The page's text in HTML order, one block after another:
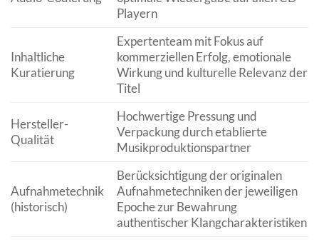
Playern
Inhaltliche
Kuratierung
Expertenteam mit Fokus auf
kommerziellen Erfolg, emotionale
Wirkung und kulturelle Relevanz der
Titel
Hersteller-
Qualität
Hochwertige Pressung und
Verpackung durch etablierte
Musikproduktionspartner
Aufnahmetechnik
(historisch)
Berücksichtigung der originalen
Aufnahmetechniken der jeweiligen
Epoche zur Bewahrung
authentischer Klangcharakteristiken